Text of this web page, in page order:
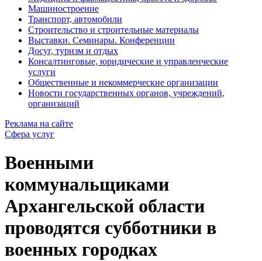
Машиностроение
Транспорт, автомобили
Строительство и строительные материалы
Выставки. Семинары. Конференции
Досуг, туризм и отдых
Консалтинговые, юридические и управленческие
услуги
Общественные и некоммерческие организации
Новости государственных органов, учреждений,
организаций
Реклама на сайте
Сфера услуг
Военными
коммунальщиками
Архангельской области
проводятся субботники в
военных городках